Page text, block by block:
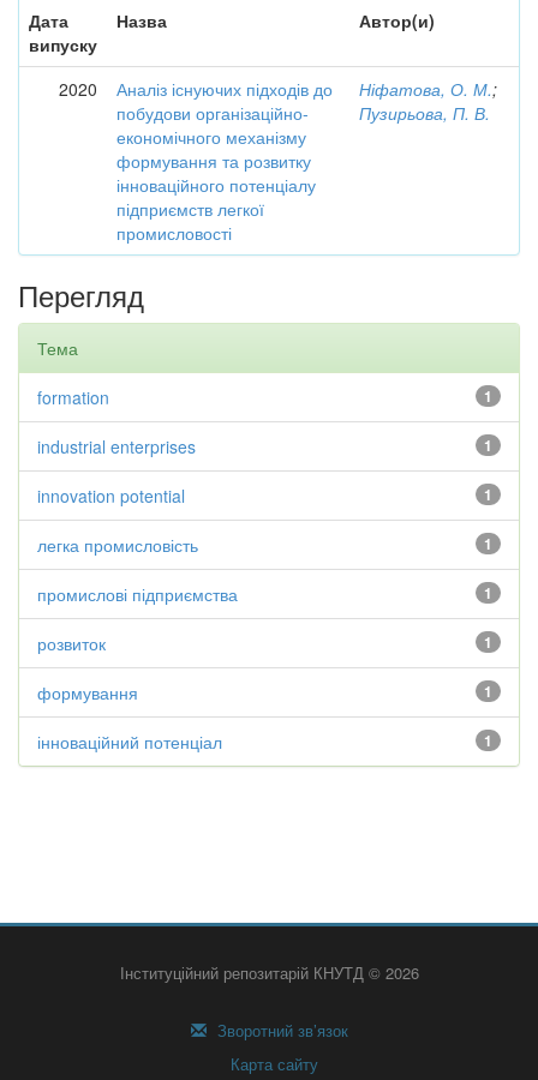
Дата
випуску
Назва Автор(и)
2020
Аналіз існуючих підходів до
побудови організаційно-
економічного механізму
формування та розвитку
інноваційного потенціалу
підприємств легкої
промисловості
Ніфатова, О. М.;
Пузирьова, П. В.
Перегляд
Тема
1
formation
1
industrial enterprises
1
innovation potential
1
легка промисловість
1
промислові підприємства
1
розвиток
1
формування
1
інноваційний потенціал
Інституційний репозитарій КНУТД © 2026
Зворотний зв’язок
Карта сайту